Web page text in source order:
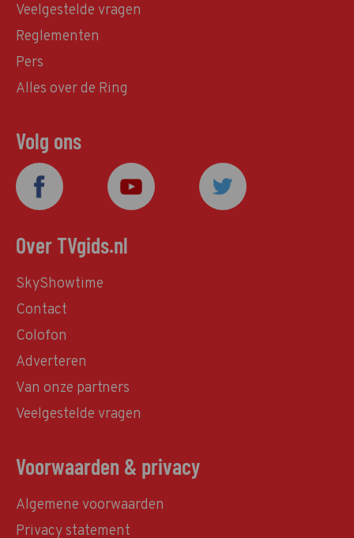
Veelgestelde vragen
Reglementen
Pers
Alles over de Ring
Volg ons
Over TVgids.nl
SkyShowtime
Contact
Colofon
Adverteren
Van onze partners
Veelgestelde vragen
Voorwaarden & privacy
Algemene voorwaarden
Privacy statement